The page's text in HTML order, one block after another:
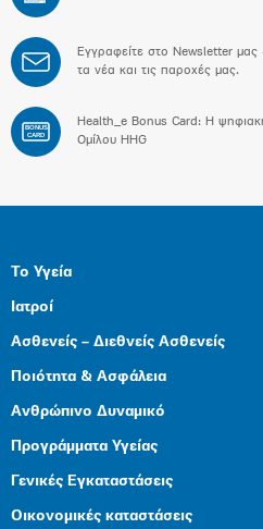
Εγγραφείτε στο Newsletter μας
τα νέα και τις παροχές μας.
BONUS
CARD
Health_e Bonus Card: H
Ομίλου HHG
Το Υγεία
Ιατροί
Ασθενείς – Διεθνείς Ασθενείς
Ποιότητα & Ασφάλεια
Ανθρώπινο Δυναμικό
Προγράμματα Υγείας
Γενικές Εγκαταστάσεις
Οικονομικές καταστάσεις